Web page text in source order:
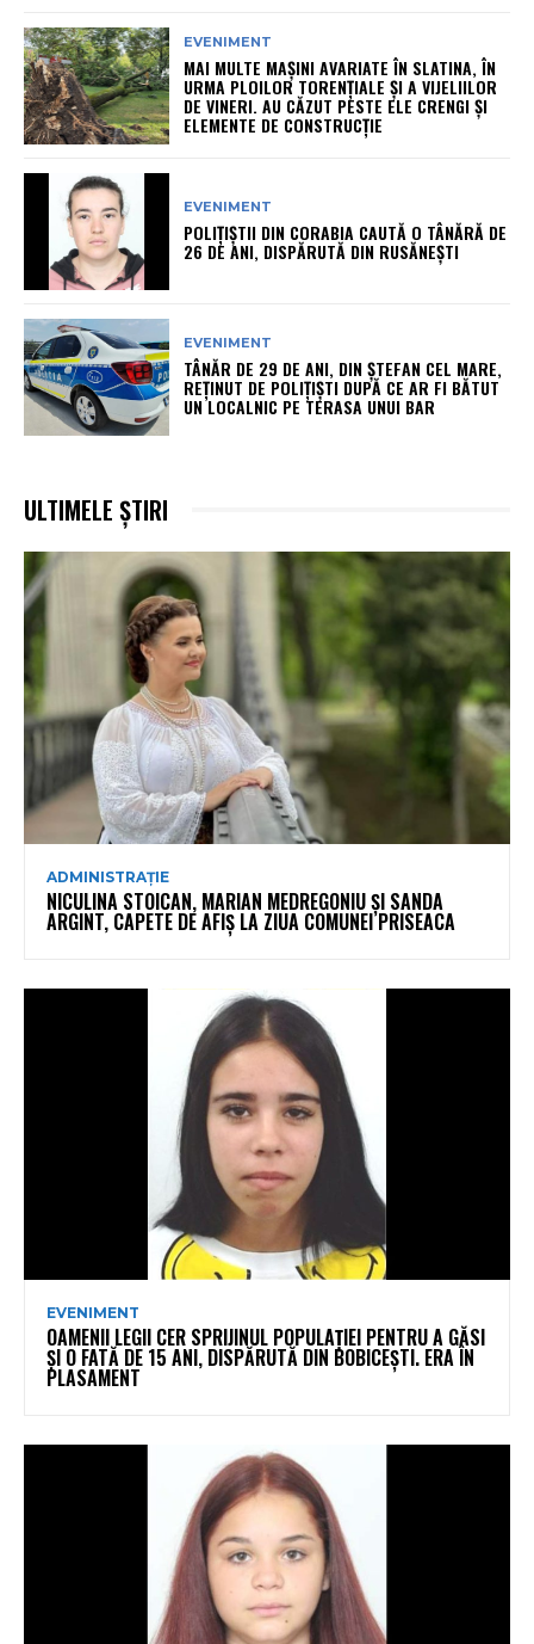
EVENIMENT
MAI MULTE MAȘINI AVARIATE ÎN SLATINA, ÎN
URMA PLOILOR TORENȚIALE ȘI A VIJELIILOR
DE VINERI. AU CĂZUT PESTE ELE CRENGI ȘI
ELEMENTE DE CONSTRUCȚIE
EVENIMENT
POLIȚIȘTII DIN CORABIA CAUTĂ O TÂNĂRĂ DE
26 DE ANI, DISPĂRUTĂ DIN RUSĂNEȘTI
EVENIMENT
TÂNĂR DE 29 DE ANI, DIN ȘTEFAN CEL MARE,
REȚINUT DE POLIȚIȘTI DUPĂ CE AR FI BĂTUT
UN LOCALNIC PE TERASA UNUI BAR
ULTIMELE ȘTIRI
ADMINISTRAȚIE
NICULINA STOICAN, MARIAN MEDREGONIU ȘI SANDA
ARGINT, CAPETE DE AFIȘ LA ZIUA COMUNEI PRISEACA
EVENIMENT
OAMENII LEGII CER SPRIJINUL POPULAȚIEI PENTRU A GĂSI
ȘI O FATĂ DE 15 ANI, DISPĂRUTĂ DIN BOBICEȘTI. ERA ÎN
PLASAMENT